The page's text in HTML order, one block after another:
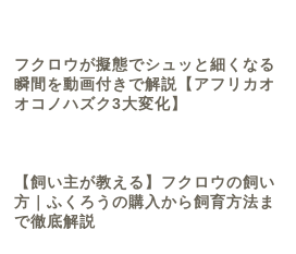
フクロウが擬態でシュッと細くなる
瞬間を動画付きで解説【アフリカオ
オコノハズク3大変化】
【飼い主が教える】フクロウの飼い
方｜ふくろうの購入から飼育方法ま
で徹底解説